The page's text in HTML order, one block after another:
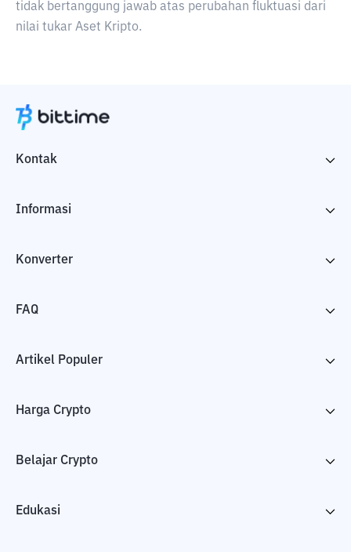
tidak bertanggung jawab atas perubahan fluktuasi dari
nilai tukar Aset Kripto.
Kontak
Informasi
Konverter
FAQ
Artikel Populer
Harga Crypto
Belajar Crypto
Edukasi